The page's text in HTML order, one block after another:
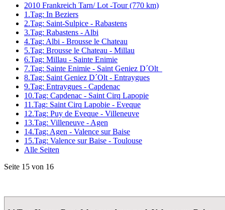
2010 Frankreich Tarn/ Lot -Tour (770 km)
1.Tag: In Beziers
2.Tag: Saint-Sulpice - Rabastens
3.Tag: Rabastens - Albi
4.Tag: Albi - Brousse le Chateau
5.Tag: Brousse le Chateau - Millau
6.Tag: Millau - Sainte Enimie
7.Tag: Sainte Enimie - Saint Geniez D´Olt
8.Tag: Saint Geniez D´Olt - Entraygues
9.Tag: Entraygues - Capdenac
10.Tag: Capdenac - Saint Cirq Lapopie
11.Tag: Saint Cirq Lapobie - Eveque
12.Tag: Puy de Eveque - Villeneuve
13.Tag: Villeneuve - Agen
14.Tag: Agen - Valence sur Baise
15.Tag: Valence sur Baise - Toulouse
Alle Seiten
Seite 15 von 16